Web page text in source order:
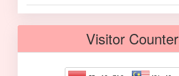
Visitor Counter